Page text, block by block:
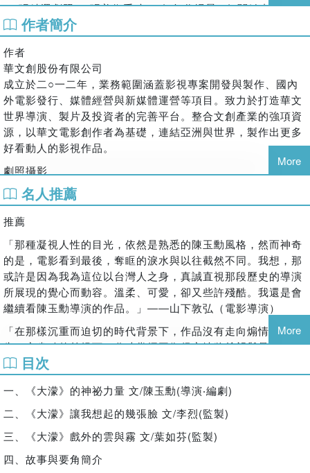
66張精選劇照‧30張美術手稿‧12個年代場景‧6個關鍵畫面與物
《大濛》紀念套書，圖文一次收藏
《阿迷與阿水》畫本產品說明
尺寸14x20cm
頁數 32p
印刷 黑白
紙張 進口漫畫紙(騎馬釘)
「我們現在的風景，都是前人所建立的，我希望我們也可以為
後代的人，建立美好的風景。」――陳玉勳
感受、體會及思考影像美術對這片土地的反饋。」――王誌成
▌《大濛》紀念套書特色：
★紙上完整記錄金獎導演陳玉勳與團隊如何拍出台灣最難刻畫
的主題與時代
★收藏三度金獎電影美術指導王誌成精彩場景設計手稿
★育雲的手繪故事《阿迷與阿水》復刻登場
★主創團隊(監製、導演、演員、場景、服裝、設計、燈光、音
樂、美術設定、特效……)親筆撰寫幕後製作祕辛
關於電影《大濛》
▌故事
《大濛》以1950年代台灣白色恐怖時期為背景，講述嘉義來的
15歲少女阿月，哥哥育雲被槍決後，她決定隻身到從沒去過的
台北，領回哥哥的屍體。這段尋親的旅程充滿冒險，透過她的
片名「大濛」音同台語的「罩雺」（tà-bông），呼應那個噤
作者簡介
作者
華文創股份有限公司
成立於二○一二年，業務範圍涵蓋影視專案開發與製作、國內
外電影發行、媒體經營與新媒體運營等項目。致力於打造華文
世界導演、製片及投資者的完善平台。整合文創產業的強項資
源，以華文電影創作者為基礎，連結亞洲與世界，製作出更多
好看動人的影視作品。
劇照攝影
吳易致（馬克），劇照師
www.lookgoodonyou.com
More
名人推薦
推薦
「那種凝視人性的目光，依然是熟悉的陳玉勳風格，然而神奇
的是，電影看到最後，奪眶的淚水與以往截然不同。我想，那
或許是因為我為這位以台灣人之身，真誠直視那段歷史的導演
所展現的覺心而動容。溫柔、可愛，卻又些許殘酷。我還是會
繼續看陳玉勳導演的作品。」――山下敦弘（電影導演）
「在那樣沉重而迫切的時代背景下，作品沒有走向煽情，在不
失一定幽默的前提下，分寸掌握平衡得宜地將希望與暴行完整
呈現出來。宛如「台灣版無法松（？）」（譯註：日本名著
《無法松的一生》裡以車伕為職的主角）的趙公道，角色詮釋
極其出色，讓人一直想看下去；而劇本也確實不負內心期待，
看得相當過癮。」――深田晃司（電影導演）
台灣戒嚴令長達三十八年。劇中反覆強調的「時間流」，其實
走無數人的未來，台灣人在這些人的犧牲之下生活著。然而，
More
目次
一、《大濛》的神祕力量 文/陳玉勳(導演‧編劇)
二、《大濛》讓我想起的幾張臉 文/李烈(監製)
三、《大濛》戲外的雲與霧 文/葉如芬(監製)
四、故事與要角簡介